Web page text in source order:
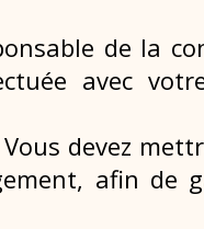
de la
avec
devez
afin de